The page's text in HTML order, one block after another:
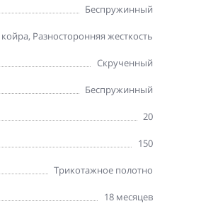
Беспружинный
, Разносторонняя жесткость
Скрученный
Беспружинный
20
150
Трикотажное полотно
18 месяцев